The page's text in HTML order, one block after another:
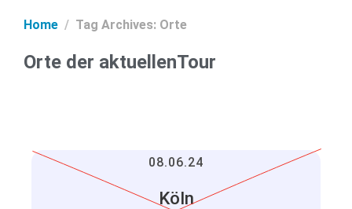
Home Tag Archives: Orte
Orte der aktuellenTour
08.06.24
Köln